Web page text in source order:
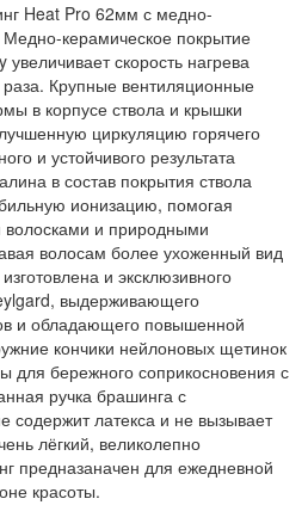
Heat Pro 62мм с медно-
керамическое покрытие
скорость нагрева
Крупные вентиляционные
в корпусе ствола и крышки
циркуляцию горячего
и устойчивого результата
в состав покрытия ствола
ионизацию, помогая
и природными
волосам более ухоженный вид
и эксклюзивного
выдерживающего
и обладающего повышенной
кончики нейлоновых щетинок
для бережного соприкосновения с
ручка брашинга с
содержит латекса и не вызывает
лёгкий, великолепно
предназаначен для ежедневной
красоты.